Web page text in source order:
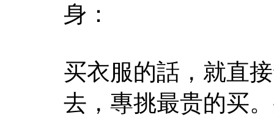
身：
买衣服的話，就直
去，專挑最贵的买